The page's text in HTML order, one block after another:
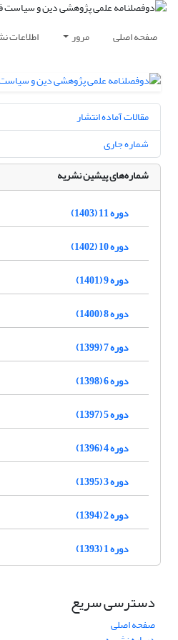
صفحه اصلی مرور اطلاعات
مقالات آماده انتشار
شماره جاری
شماره‌های پیشین نشریه
دوره 11 (1403)
دوره 10 (1402)
دوره 9 (1401)
دوره 8 (1400)
دوره 7 (1399)
دوره 6 (1398)
دوره 5 (1397)
دوره 4 (1396)
دوره 3 (1395)
دوره 2 (1394)
دوره 1 (1393)
دسترسی سریع
صفحه اصلی